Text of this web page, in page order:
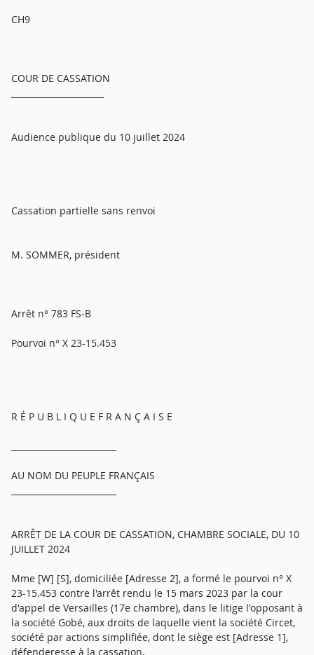
CH9
COUR DE CASSATION
Audience publique du 10 juillet 2024
Cassation partielle sans renvoi
M. SOMMER, président
Arrêt n° 783 FS-B
Pourvoi n° X 23-15.453
R É P U B L I Q U E F R A N Ç A I S E
AU NOM DU PEUPLE FRANÇAIS
ARRÊT DE LA COUR DE CASSATION, CHAMBRE SOCIALE, DU 10
JUILLET 2024
Mme [W] [S], domiciliée [Adresse 2], a formé le pourvoi n° X
23-15.453 contre l'arrêt rendu le 15 mars 2023 par la cour
d'appel de Versailles (17e chambre), dans le litige l'opposant à
la société Gobé, aux droits de laquelle vient la société Circet,
société par actions simplifiée, dont le siège est [Adresse 1],
défenderesse à la cassation.